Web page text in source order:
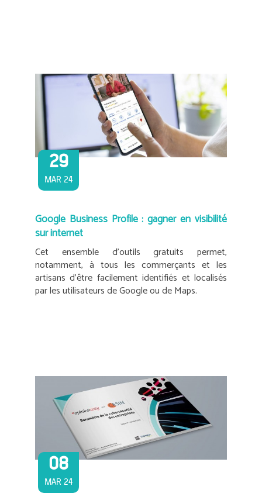
29
MAR 24
Google Business Profile : gagner en visibilité
sur internet
Cet ensemble d’outils gratuits permet,
notamment, à tous les commerçants et les
artisans d’être facilement identifiés et localisés
par les utilisateurs de Google ou de Maps.
08
MAR 24